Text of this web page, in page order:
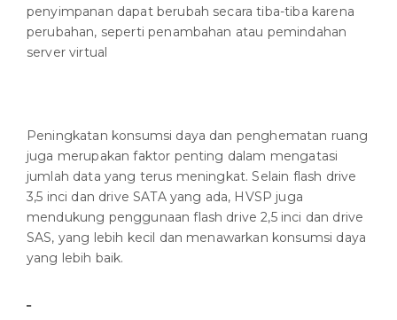
penyimpanan dapat berubah secara tiba-tiba karena
perubahan, seperti penambahan atau pemindahan
server virtual
Peningkatan konsumsi daya dan penghematan ruang
juga merupakan faktor penting dalam mengatasi
jumlah data yang terus meningkat. Selain flash drive
3,5 inci dan drive SATA yang ada, HVSP juga
mendukung penggunaan flash drive 2,5 inci dan drive
SAS, yang lebih kecil dan menawarkan konsumsi daya
yang lebih baik.